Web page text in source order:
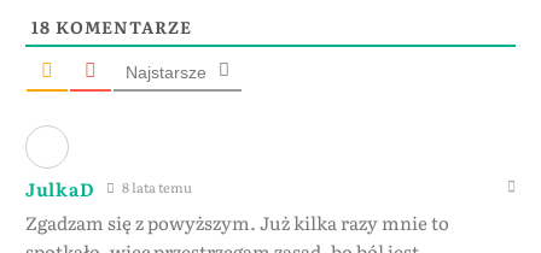
18 KOMENTARZE
Najstarsze
JulkaD 8 lata temu
Zgadzam się z powyższym. Już kilka razy mnie to